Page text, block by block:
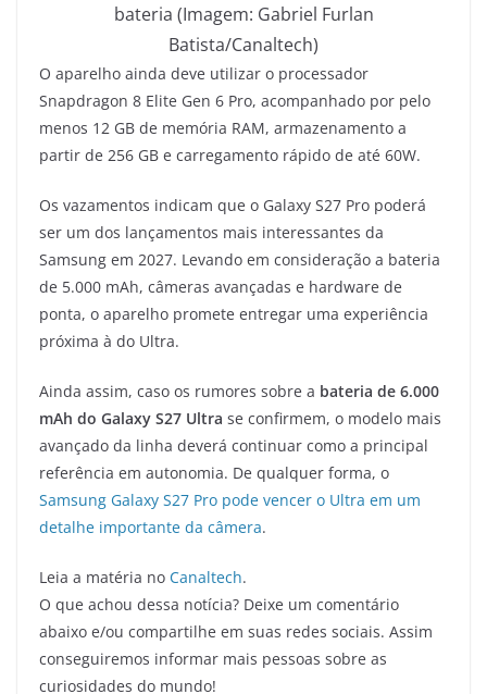
bateria (Imagem: Gabriel Furlan
Batista/Canaltech)
O aparelho ainda deve utilizar o processador
Snapdragon 8 Elite Gen 6 Pro, acompanhado por pelo
menos 12 GB de memória RAM, armazenamento a
partir de 256 GB e carregamento rápido de até 60W.
Os vazamentos indicam que o Galaxy S27 Pro poderá
ser um dos lançamentos mais interessantes da
Samsung em 2027. Levando em consideração a bateria
de 5.000 mAh, câmeras avançadas e hardware de
ponta, o aparelho promete entregar uma experiência
próxima à do Ultra.
Ainda assim, caso os rumores sobre a bateria de 6.000
mAh do Galaxy S27 Ultra se confirmem, o modelo mais
avançado da linha deverá continuar como a principal
referência em autonomia. De qualquer forma, o
Samsung Galaxy S27 Pro pode vencer o Ultra em um
detalhe importante da câmera.
Leia a matéria no Canaltech.
O que achou dessa notícia? Deixe um comentário
abaixo e/ou compartilhe em suas redes sociais. Assim
conseguiremos informar mais pessoas sobre as
curiosidades do mundo!